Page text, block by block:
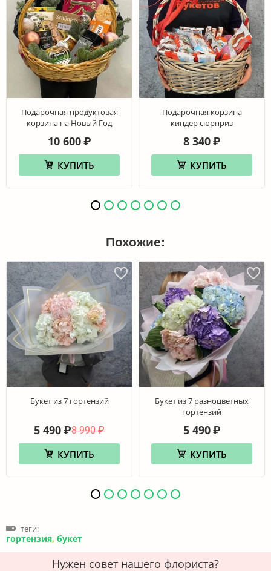
Подарочная продуктовая
корзина на Новый Год
10 600 ₽
КУПИТЬ
Подарочная корзина
киндер сюрприз
8 340 ₽
КУПИТЬ
Похожие:
Букет из 7 гортензий
8 990 ₽
5 490₽
КУПИТЬ
Букет из 7 разноцветных
гортензий
5 490 ₽
КУПИТЬ
теги:
гортензия, букет
Нужен совет нашего флориста?